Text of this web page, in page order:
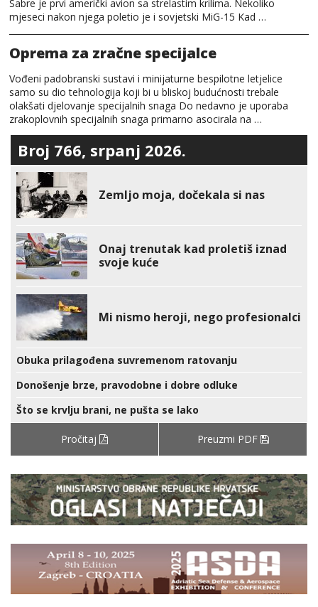
Sabre je prvi američki avion sa strelastim krilima. Nekoliko
mjeseci nakon njega poletio je i sovjetski MiG-15 Kad …
Oprema za zračne specijalce
Vođeni padobranski sustavi i minijaturne bespilotne letjelice
samo su dio tehnologija koji bi u bliskoj budućnosti trebale
olakšati djelovanje specijalnih snaga Do nedavno je uporaba
zrakoplovnih specijalnih snaga primarno asocirala na …
Broj 766, srpanj 2026.
Zemljo moja, dočekala si nas
Onaj trenutak kad proletiš iznad
svoje kuće
Mi nismo heroji, nego profesionalci
Obuka prilagođena suvremenom ratovanju
Donošenje brze, pravodobne i dobre odluke
Što se krvlju brani, ne pušta se lako
Pročitaj Preuzmi PDF